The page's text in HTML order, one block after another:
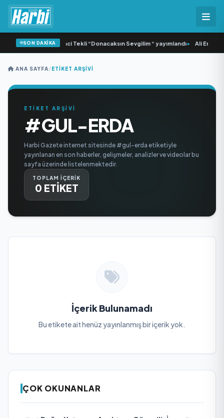
SON DAKİKA
Yonca Samlı ‘dan İkinci Tekli “Donacaksın Sevgilim “ yayımlandı• Ali Emre
ANA SAYFA/ETIKET ARŞIVI
ETİKET ARŞİVİ
#GUL-ERDA
Harbi Gazete internet sitesinde #gul-erda etiketiyle
yayınlanan en son haberler, gelişmeler, analizler ve videolar bu
sayfa üzerinde listelenmektedir.
TOPLAM İÇERİK
0 ETİKET
İçerik Bulunamadı
Bu etikete ait henüz yayınlanmış bir içerik yok.
ÇOK OKUNANLAR